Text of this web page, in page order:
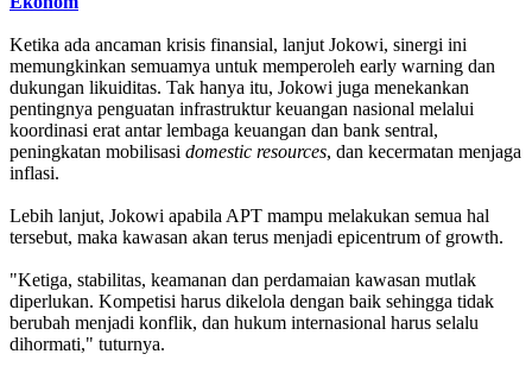
Ketika ada ancaman krisis finansial, lanjut Jokowi, sinergi ini
memungkinkan semuamya untuk memperoleh early warning dan
dukungan likuiditas. Tak hanya itu, Jokowi juga menekankan
pentingnya penguatan infrastruktur keuangan nasional melalui
koordinasi erat antar lembaga keuangan dan bank sentral,
peningkatan mobilisasi domestic resources, dan kecermatan menjaga
inflasi.
Lebih lanjut, Jokowi apabila APT mampu melakukan semua hal
tersebut, maka kawasan akan terus menjadi epicentrum of growth.
"Ketiga, stabilitas, keamanan dan perdamaian kawasan mutlak
diperlukan. Kompetisi harus dikelola dengan baik sehingga tidak
berubah menjadi konflik, dan hukum internasional harus selalu
dihormati," tuturnya.